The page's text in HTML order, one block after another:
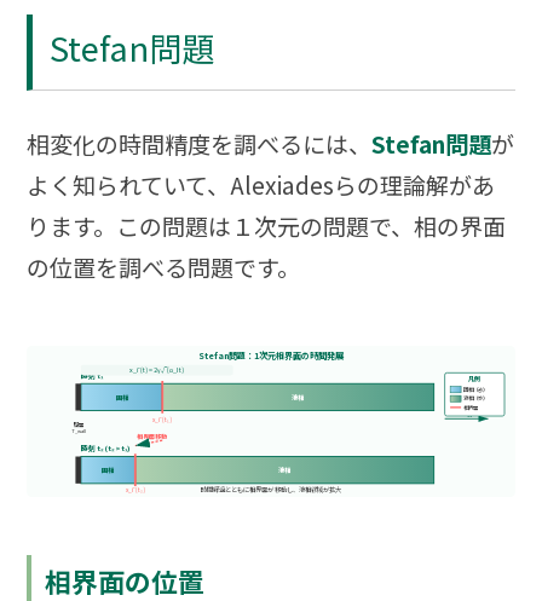
Stefan問題
相変化の時間精度を調べるには、Stefan問題が
よく知られていて、Alexiadesらの理論解があ
ります。この問題は１次元の問題で、相の界面
の位置を調べる問題です。
Stefan問題：1次元相界面の時間発展
時刻 t₁
固相 液相
x_Γ(t₁)
壁面
T_wall
時刻 t₂ (t₂ > t₁)
固相
液相
x_Γ(t₂)
相界面移動
x軸
x_Γ(t) = 2γ√(α_l t)
凡例
固相（氷）
液相（水）
相界面
時間経過とともに相界面が移動し、液相領域が拡大
相界面の位置